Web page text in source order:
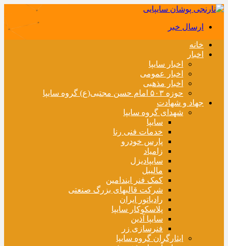
ارسال خبر
خانه
اخبار
اخبار سایپا
اخبار عمومی
اخبار مذهبی
حوزه ۵۰۳ امام حسن مجتبی(ع) گروه سایپا
جهاد و شهادت
شهدای گروه سایپا
سایپا
خدمات فنی رنا
پارس خودرو
زامیاد
سایپادیزل
مالیبل
کمک فنر ایندامین
شرکت قالبهای بزرگ صنعتی
رادیاتور ایران
پلاسکوکار سایپا
سایپا آذین
فنرسازی زر
ایثارگران گروه سایپا